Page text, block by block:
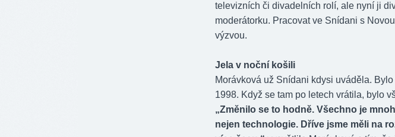
televizních či divadelních rolí, ale nyní ji
moderátorku. Pracovat ve Snídani s
výzvou.
Jela v noční košili
Morávková už Snídani kdysi uváděla.
1998. Když se tam po letech vrátila, bylo
„Změnilo se to hodně. Všechno je
nejen technologie. Dříve jsme měli na